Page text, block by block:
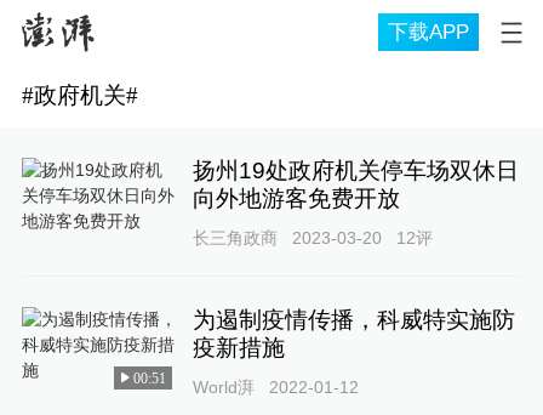
下载APP
#政府机关#
扬州19处政府机关停车场双休日
向外地游客免费开放
长三角政商 2023-03-20 12评
00:51
为遏制疫情传播，科威特实施防
疫新措施
World湃 2022-01-12